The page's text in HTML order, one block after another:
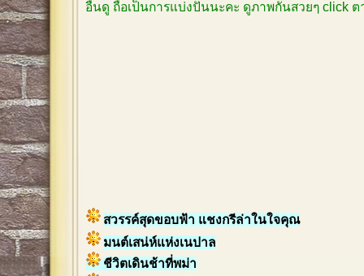
อื่นดู ถือเป็นการแบ่งปันนะคะ ดูภาพกันสวยๆ click ต
สวรรค์สุดขอบฟ้า แชงกรีล่าในใจคุณ
มนต์เสน่ห์แห่งเนปาล
ชีวิตเดินช้าที่พม่า